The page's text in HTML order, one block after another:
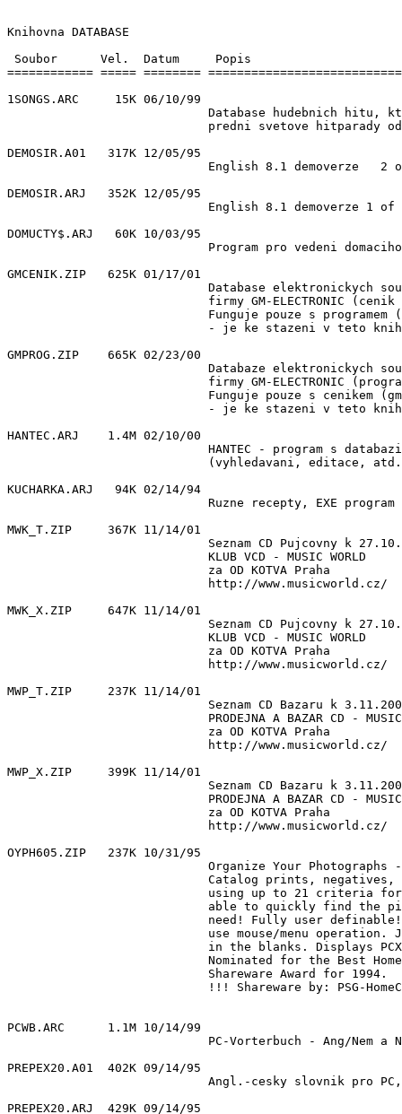
Knihovna DATABASE
Soubor      Vel.  Datum     Popis
============ ===== ========
1SONGS.ARC     15K 06/10/99
Database hudebnich hitu,
predni svetove hitparady
DEMOSIR.A01   317K 12/05/95
English 8.1 demoverze   2
DEMOSIR.ARJ   352K 12/05/95
English 8.1 demoverze 1 of
DOMUCTY$.ARJ   60K 10/03/95
Program pro vedeni
GMCENIK.ZIP   625K 01/17/01
Database elektronickych
firmy GM-ELECTRONIC (cenik
Funguje pouze s programem
- je ke stazeni v teto
GMPROG.ZIP    665K 02/23/00
Databaze elektronickych
firmy GM-ELECTRONIC
Funguje pouze s cenikem
- je ke stazeni v teto
HANTEC.ARJ    1.4M 02/10/00
HANTEC - program s
(vyhledavani, editace,
KUCHARKA.ARJ   94K 02/14/94
Ruzne recepty, EXE program
MWK_T.ZIP     367K 11/14/01
Seznam CD Pujcovny k
                            KLUB VCD - MUSIC WORLD
                            za OD KOTVA Praha
                            http://www.musicworld.cz/
MWK_X.ZIP     647K 11/14/01
Seznam CD Pujcovny k
                            KLUB VCD - MUSIC WORLD
                            za OD KOTVA Praha
                            http://www.musicworld.cz/
MWP_T.ZIP     237K 11/14/01
Seznam CD Bazaru k
PRODEJNA A BAZAR CD -
                            za OD KOTVA Praha
                            http://www.musicworld.cz/
MWP_X.ZIP     399K 11/14/01
Seznam CD Bazaru k
PRODEJNA A BAZAR CD -
                            za OD KOTVA Praha
                            http://www.musicworld.cz/
OYPH605.ZIP   237K 10/31/95
Organize Your Photographs
Catalog prints, negatives,
using up to 21 criteria
able to quickly find the
need! Fully user
use mouse/menu operation.
in the blanks. Displays
Nominated for the Best
                            Shareware Award for 1994.
!!! Shareware by: PSG-
PCWB.ARC      1.1M 10/14/99
PC-Vorterbuch - Ang/Nem a
PREPEX20.A01  402K 09/14/95
Angl.-cesky slovnik pro
PREPEX20.ARJ  429K 09/14/95